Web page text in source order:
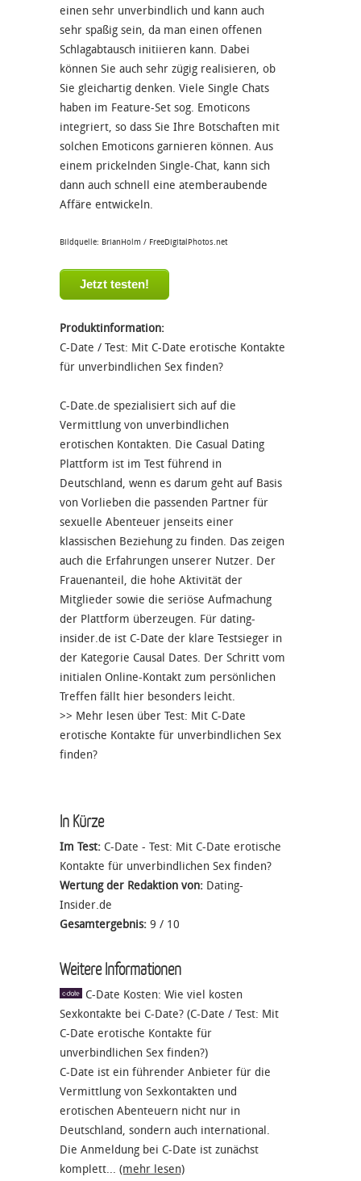
einen sehr unverbindlich und kann auch
sehr spaßig sein, da man einen offenen
Schlagabtausch initiieren kann. Dabei
können Sie auch sehr zügig realisieren, ob
Sie gleichartig denken. Viele Single Chats
haben im Feature-Set sog. Emoticons
integriert, so dass Sie Ihre Botschaften mit
solchen Emoticons garnieren können. Aus
einem prickelnden Single-Chat, kann sich
dann auch schnell eine atemberaubende
Affäre entwickeln.
Bildquelle: BrianHolm / FreeDigitalPhotos.net
Jetzt testen!
Produktinformation:
C-Date / Test: Mit C-Date erotische Kontakte
für unverbindlichen Sex finden?
C-Date.de spezialisiert sich auf die
Vermittlung von unverbindlichen
erotischen Kontakten. Die Casual Dating
Plattform ist im Test führend in
Deutschland, wenn es darum geht auf Basis
von Vorlieben die passenden Partner für
sexuelle Abenteuer jenseits einer
klassischen Beziehung zu finden. Das zeigen
auch die Erfahrungen unserer Nutzer. Der
Frauenanteil, die hohe Aktivität der
Mitglieder sowie die seriöse Aufmachung
der Plattform überzeugen. Für dating-
insider.de ist C-Date der klare Testsieger in
der Kategorie Causal Dates. Der Schritt vom
initialen Online-Kontakt zum persönlichen
Treffen fällt hier besonders leicht.
>> Mehr lesen über Test: Mit C-Date
erotische Kontakte für unverbindlichen Sex
finden?
In Kürze
Im Test: C-Date - Test: Mit C-Date erotische
Kontakte für unverbindlichen Sex finden?
Wertung der Redaktion von: Dating-
Insider.de
Gesamtergebnis: 9 / 10
Weitere Informationen
C-Date Kosten: Wie viel kosten
Sexkontakte bei C-Date? (C-Date / Test: Mit
C-Date erotische Kontakte für
unverbindlichen Sex finden?)
C-Date ist ein führender Anbieter für die
Vermittlung von Sexkontakten und
erotischen Abenteuern nicht nur in
Deutschland, sondern auch international.
Die Anmeldung bei C-Date ist zunächst
komplett... (mehr lesen)